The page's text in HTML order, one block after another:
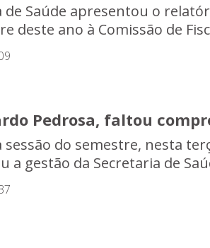
de Saúde apresentou o
deste ano à Comissão de
Pedrosa, faltou
do semestre, nesta
a gestão da Secretaria de